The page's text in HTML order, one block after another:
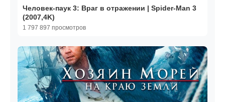
Человек-паук 3: Враг в отражении | Spider-Man 3
(2007,4K)
1 797 897 просмотров